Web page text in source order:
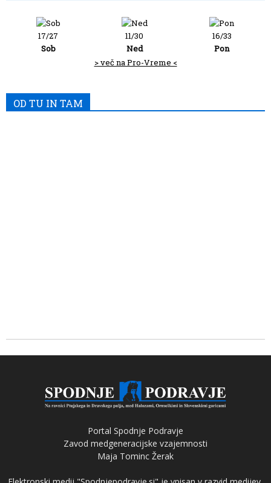
17/27
Sob
11/30
Ned
16/33
Pon
> več na Pro-Vreme <
OD TU IN TAM
Portal Spodnje Podravje
Zavod medgeneracijske vzajemnosti
Maja Tominc Žerak